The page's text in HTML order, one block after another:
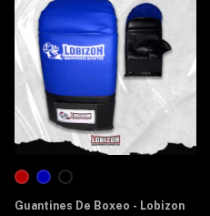
Guantines De Boxeo - Lobizon